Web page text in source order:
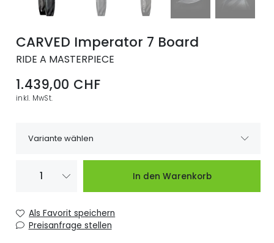
CARVED Imperator 7 Board
RIDE A MASTERPIECE
1.439,00 CHF
inkl. MwSt.
Variante wählen
Verfügbar 1.439,00 CHF
40
In den Warenkorb
Als Favorit speichern
Preisanfrage stellen